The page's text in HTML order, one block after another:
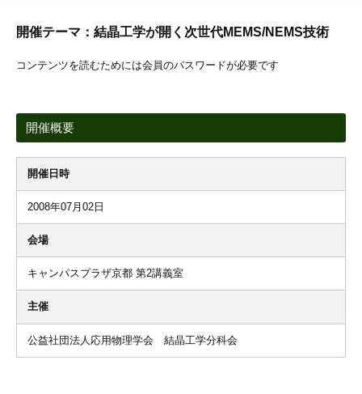
開催テーマ：結晶工学が開く次世代MEMS/NEMS技術
コンテンツを読むためには会員のパスワードが必要です
開催概要
開催日時
2008年07月02日
会場
キャンパスプラザ京都 第2講義室
主催
公益社団法人応用物理学会 結晶工学分科会